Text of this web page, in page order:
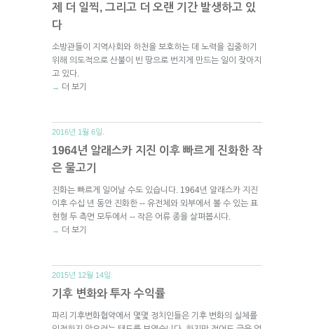
제 더 일찍, 그리고 더 오랜 기간 발생하고 있
다
소방관들이 지역사회와 하천을 보호하는 데 노력을 집중하기
위해 의도적으로 산불이 빈 땅으로 번지게 만드는 일이 잦아지
고 있다.
→ 더 보기
2016년 1월 6일.
1964년 알래스카 지진 이후 빠르게 진화한 작
은 물고기
진화는 빠르게 일어날 수도 있습니다. 1964년 알래스카 지진
이후 수십 년 동안 진화한 -- 유전체와 외부에서 볼 수 있는 표
현형 두 측면 모두에서 -- 작은 어류 종을 살펴봅시다.
→ 더 보기
2015년 12월 14일.
기후 변화와 투자 수익률
파리 기후변화협약에서 몇몇 정치인들은 기후 변화의 실체를